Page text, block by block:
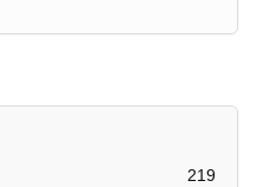
219